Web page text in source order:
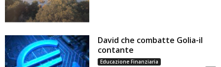
David che combatte Golia-il
contante
Educazione Finanziaria